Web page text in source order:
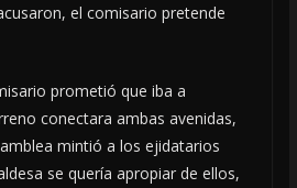
el comisario pretende
prometió que iba a
conectara ambas avenidas,
mintió a los ejidatarios
se quería apropiar de ellos,